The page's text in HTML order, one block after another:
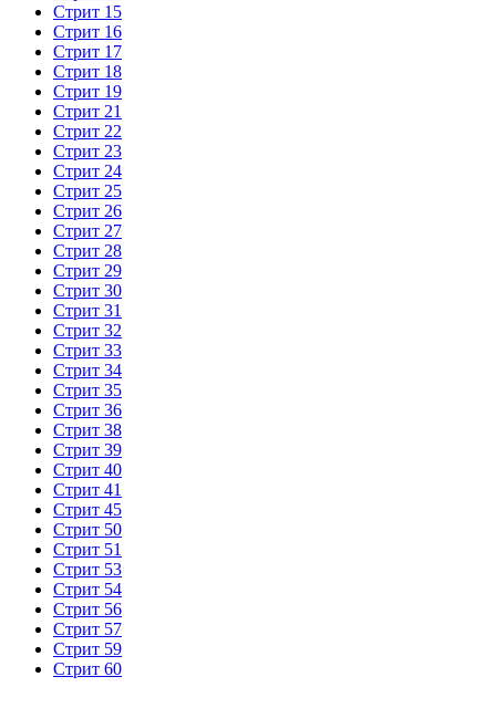
Стрит 15
Стрит 16
Стрит 17
Стрит 18
Стрит 19
Стрит 21
Стрит 22
Стрит 23
Стрит 24
Стрит 25
Стрит 26
Стрит 27
Стрит 28
Стрит 29
Стрит 30
Стрит 31
Стрит 32
Стрит 33
Стрит 34
Стрит 35
Стрит 36
Стрит 38
Стрит 39
Стрит 40
Стрит 41
Стрит 45
Стрит 50
Стрит 51
Стрит 53
Стрит 54
Стрит 56
Стрит 57
Стрит 59
Стрит 60